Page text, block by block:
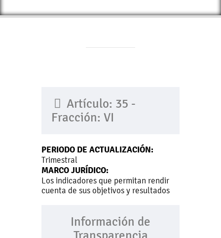
Artículo: 35 -
Fracción: VI
PERIODO DE ACTUALIZACIÓN:
Trimestral
MARCO JURÍDICO:
Los indicadores que permitan rendir
cuenta de sus objetivos y resultados
Información de